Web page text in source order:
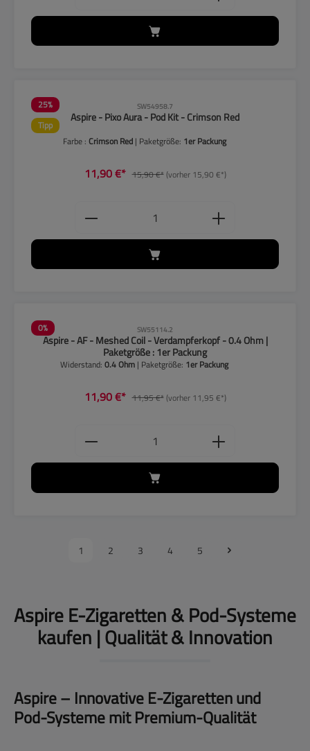
25%
Tipp
SW54958.7
Aspire - Pixo Aura - Pod Kit - Crimson Red
Farbe : Crimson Red | Paketgröße: 1er Packung
11,90 €* 15,90 €*(vorher 15,90 €*)
Produkt Anzahl: Gib den
0% SW55114.2
Aspire - AF - Meshed Coil - Verdampferkopf - 0.4 Ohm |
Paketgröße : 1er Packung
Widerstand:0.4 Ohm | Paketgröße: 1er Packung
11,90 €* 11,95 €*(vorher 11,95 €*)
Produkt Anzahl: Gib den
1 2 3 4 5
Aspire E-Zigaretten & Pod-Systeme
kaufen | Qualität & Innovation
Aspire – Innovative E-Zigaretten und
Pod-Systeme mit Premium-Qualität